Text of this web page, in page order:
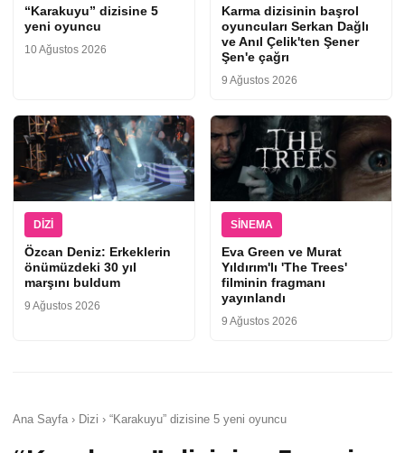
“Karakuyu” dizisine 5
yeni oyuncu
10 Ağustos 2026
Karma dizisinin başrol
oyuncuları Serkan Dağlı
ve Anıl Çelik'ten Şener
Şen'e çağrı
9 Ağustos 2026
DIZI
Özcan Deniz: Erkeklerin
önümüzdeki 30 yıl
marşını buldum
9 Ağustos 2026
SINEMA
Eva Green ve Murat
Yıldırım'lı 'The Trees'
filminin fragmanı
yayınlandı
9 Ağustos 2026
Ana Sayfa › Dizi › “Karakuyu” dizisine 5 yeni oyuncu